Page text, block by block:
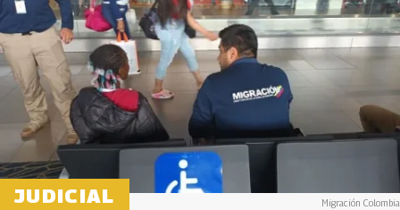
JUDICIAL Migración Colombia